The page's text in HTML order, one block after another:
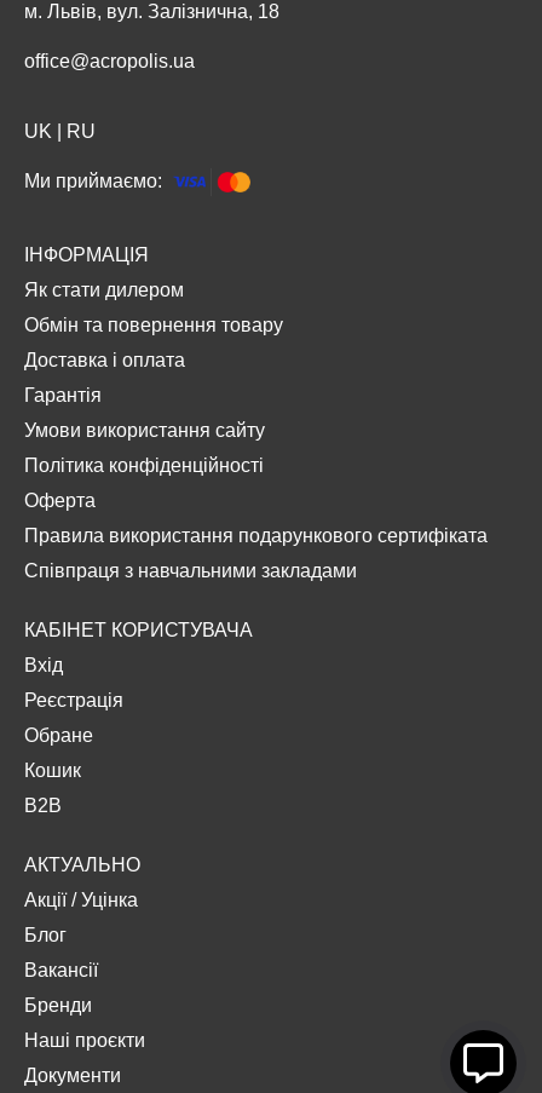
м. Львів, вул. Залізнична, 18
office@acropolis.ua
UK RU
Ми приймаємо:
ІНФОРМАЦІЯ
Як стати дилером
Обмін та повернення товару
Доставка і оплата
Гарантія
Умови використання сайту
Політика конфіденційності
Оферта
Правила використання подарункового сертифіката
Співпраця з навчальними закладами
КАБІНЕТ КОРИСТУВАЧА
Вхід
Реєстрація
Обране
Кошик
B2B
АКТУАЛЬНО
Акції/Уцінка
Блог
Вакансії
Бренди
Наші проєкти
Документи